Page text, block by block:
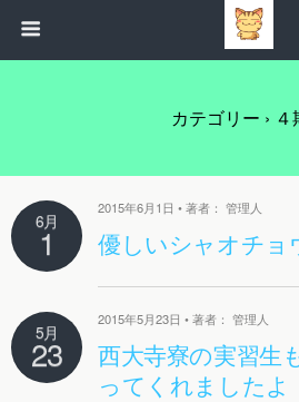
カテゴリー › ４
6月
1
2015年6月1日 • 著者： 管理人
優しいシャオチョ
5月
23
2015年5月23日 • 著者： 管理人
西大寺寮の実習生
ってくれましたよ